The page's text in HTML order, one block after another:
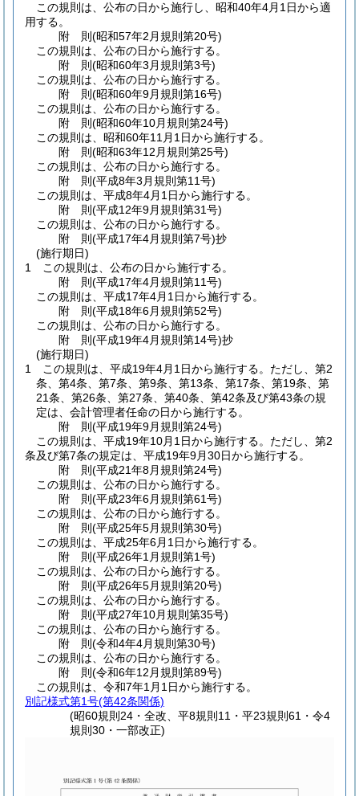
この規則は、公布の日から施行し、昭和40年4月1日から適
用する。
附 則(昭和57年2月規則第20号)
この規則は、公布の日から施行する。
附 則(昭和60年3月規則第3号)
この規則は、公布の日から施行する。
附 則(昭和60年9月規則第16号)
この規則は、公布の日から施行する。
附 則(昭和60年10月規則第24号)
この規則は、昭和60年11月1日から施行する。
附 則(昭和63年12月規則第25号)
この規則は、公布の日から施行する。
附 則(平成8年3月規則第11号)
この規則は、平成8年4月1日から施行する。
附 則(平成12年9月規則第31号)
この規則は、公布の日から施行する。
附 則(平成17年4月規則第7号)抄
(施行期日)
1
この規則は、公布の日から施行する。
附 則(平成17年4月規則第11号)
この規則は、平成17年4月1日から施行する。
附 則(平成18年6月規則第52号)
この規則は、公布の日から施行する。
附 則(平成19年4月規則第14号)抄
(施行期日)
1
この規則は、平成19年4月1日から施行する。 ただし、第2
条、第4条、第7条、第9条、第13条、第17条、第19条、第
21条、第26条、第27条、第40条、第42条及び第43条の規
定は、会計管理者任命の日から施行する。
附 則(平成19年9月規則第24号)
この規則は、平成19年10月1日から施行する。 ただし、第2
条及び第7条の規定は、平成19年9月30日から施行する。
附 則(平成21年8月規則第24号)
この規則は、公布の日から施行する。
附 則(平成23年6月規則第61号)
この規則は、公布の日から施行する。
附 則(平成25年5月規則第30号)
この規則は、平成25年6月1日から施行する。
附 則(平成26年1月規則第1号)
この規則は、公布の日から施行する。
附 則(平成26年5月規則第20号)
この規則は、公布の日から施行する。
附 則(平成27年10月規則第35号)
この規則は、公布の日から施行する。
附 則(令和4年4月規則第30号)
この規則は、公布の日から施行する。
附 則(令和6年12月規則第89号)
この規則は、令和7年1月1日から施行する。
別記様式第1号(第42条関係)
(昭60規則24・全改、平8規則11・平23規則61・令4
規則30・一部改正)